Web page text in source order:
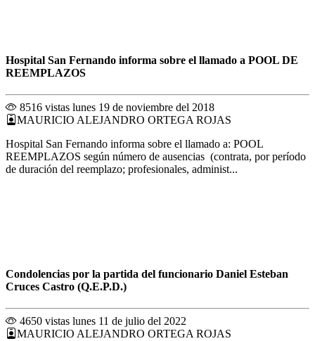
Hospital San Fernando informa sobre el llamado a POOL DE
REEMPLAZOS
8516 vistas lunes 19 de noviembre del 2018
MAURICIO ALEJANDRO ORTEGA ROJAS
Hospital San Fernando informa sobre el llamado a: POOL
REEMPLAZOS según número de ausencias (contrata, por período
de duración del reemplazo; profesionales, administ...
Condolencias por la partida del funcionario Daniel Esteban
Cruces Castro (Q.E.P.D.)
4650 vistas lunes 11 de julio del 2022
MAURICIO ALEJANDRO ORTEGA ROJAS